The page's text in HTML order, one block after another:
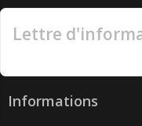
Lettre
Informations